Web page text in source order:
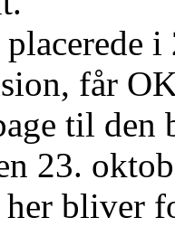
placerede
får
til den
23.
her bliver